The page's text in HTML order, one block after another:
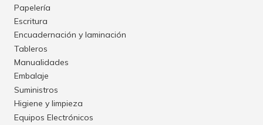
Papelería
Escritura
Encuadernación y laminación
Tableros
Manualidades
Embalaje
Suministros
Higiene y limpieza
Equipos Electrónicos